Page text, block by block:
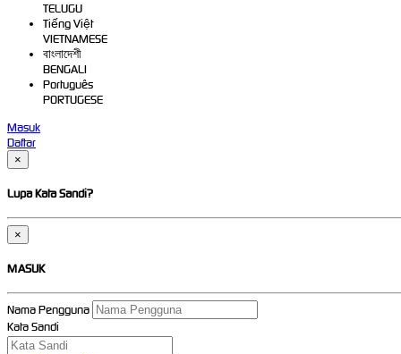
TELUGU
Tiếng Việt
VIETNAMESE
বাংলাদেশী
BENGALI
Português
PORTUGESE
Masuk
Daftar
×
Lupa Kata Sandi?
×
MASUK
Nama Pengguna
Kata Sandi